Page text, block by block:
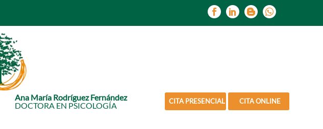
Ana María Rodríguez Fernández
DOCTORA EN PSICOLOGÍA
CITA PRESENCIAL CITA ONLINE